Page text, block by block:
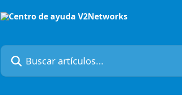
Buscar artículos...